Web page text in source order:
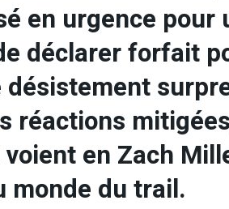
en urgence pour
déclarer forfait
désistement
réactions
en Zach
monde du trail.